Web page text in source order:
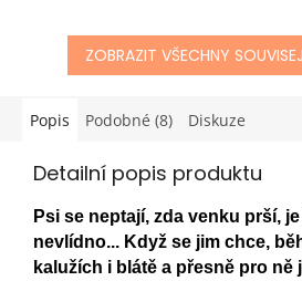
ZOBRAZIT VŠECHNY
Popis Podobné (8) Diskuze
Detailní popis produktu
Psi se neptají, zda venku prší,
nevlídno... Když se jim chce,
kalužích i blátě a přesně pro ně